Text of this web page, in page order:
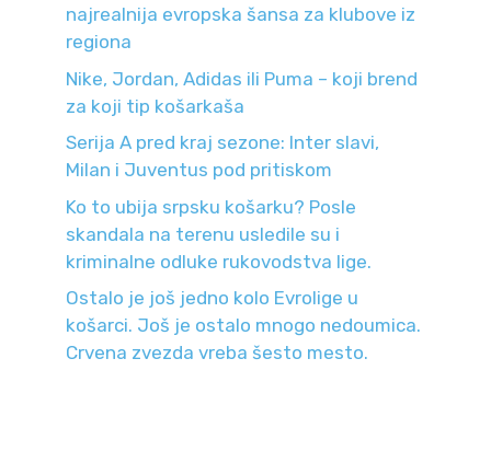
najrealnija evropska šansa za klubove iz
regiona
Nike, Jordan, Adidas ili Puma – koji brend
za koji tip košarkaša
Serija A pred kraj sezone: Inter slavi,
Milan i Juventus pod pritiskom
Ko to ubija srpsku košarku? Posle
skandala na terenu usledile su i
kriminalne odluke rukovodstva lige.
Ostalo je još jedno kolo Evrolige u
košarci. Još je ostalo mnogo nedoumica.
Crvena zvezda vreba šesto mesto.